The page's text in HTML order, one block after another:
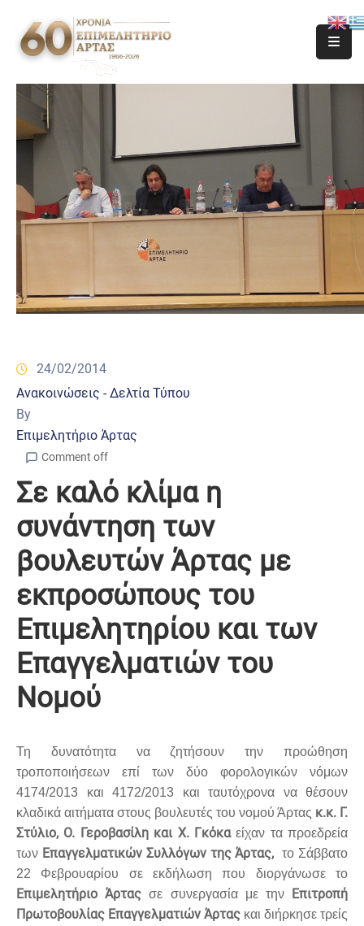
24/02/2014
Ανακοινώσεις - Δελτία Τύπου
By
Επιμελητήριο Άρτας
Comment off
Σε καλό κλίμα η
συνάντηση των
βουλευτών Άρτας με
εκπροσώπους του
Επιμελητηρίου και των
Επαγγελματιών του
Νομού
Τη δυνατότητα να ζητήσουν την προώθηση
τροποποιήσεων επί των δύο φορολογικών νόμων
4174/2013 και 4172/2013 και ταυτόχρονα να θέσουν
κλαδικά αιτήματα στους βουλευτές του νομού Άρτας κ.κ. Γ.
Στύλιο, Ο. Γεροβασίλη και Χ. Γκόκαείχαν τα προεδρεία
των Επαγγελματικών Συλλόγων της Άρτας, το Σάββατο
22 Φεβρουαρίου σε εκδήλωση που διοργάνωσε το
Επιμελητήριο Άρτας σε συνεργασία με την Επιτροπή
Πρωτοβουλίας Επαγγελματιών Άρτας και διήρκησε τρείς